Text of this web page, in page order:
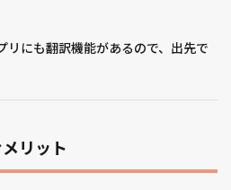
にも翻訳機能があるので、出先で
リット